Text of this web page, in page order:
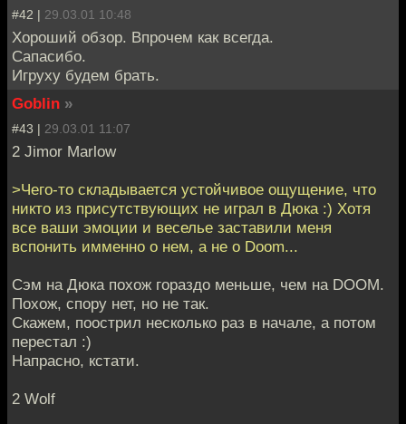
#42 | 29.03.01 10:48
Хороший обзор. Впрочем как всегда.
Сапасибо.
Игруху будем брать.
Goblin »
#43 | 29.03.01 11:07
2 Jimor Marlow
>Чего-то складывается устойчивое ощущение, что
никто из присутствующих не играл в Дюка :) Хотя
все ваши эмоции и веселье заставили меня
вспонить имменно о нем, а не о Doom...
Сэм на Дюка похож гораздо меньше, чем на DOOM.
Похож, спору нет, но не так.
Скажем, поострил несколько раз в начале, а потом
перестал :)
Напрасно, кстати.
2 Wolf